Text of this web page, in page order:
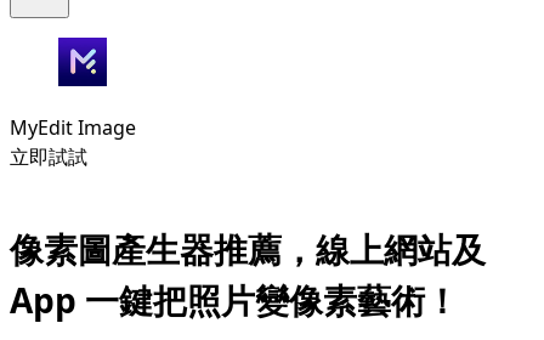
MyEdit Image
立即試試
像素圖產生器推薦，線上網站及
App 一鍵把照片變像素藝術！